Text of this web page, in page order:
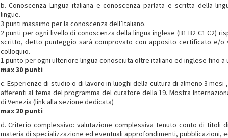
b. Conoscenza Lingua italiana e conoscenza parlata e scritta della
lingue.
3 punti massimo per la conoscenza dell’Italiano.
2 punti per ogni livello di conoscenza della lingua inglese (B1 B2 C1 C2)
scritto, detto punteggio sarà comprovato con apposito certificato e/
colloquio.
1 punto per ogni ulteriore lingua conosciuta oltre italiano ed inglese fino a
max 30 punti
c. Esperienze di studio o di lavoro in luoghi della cultura di almeno 3
afferenti al tema del programma del curatore della 19. Mostra
di Venezia (link alla sezione dedicata)
max 20 punti
d. Criterio complessivo: valutazione complessiva tenuto conto di titoli
materia di specializzazione ed eventuali approfondimenti, pubblicazioni,